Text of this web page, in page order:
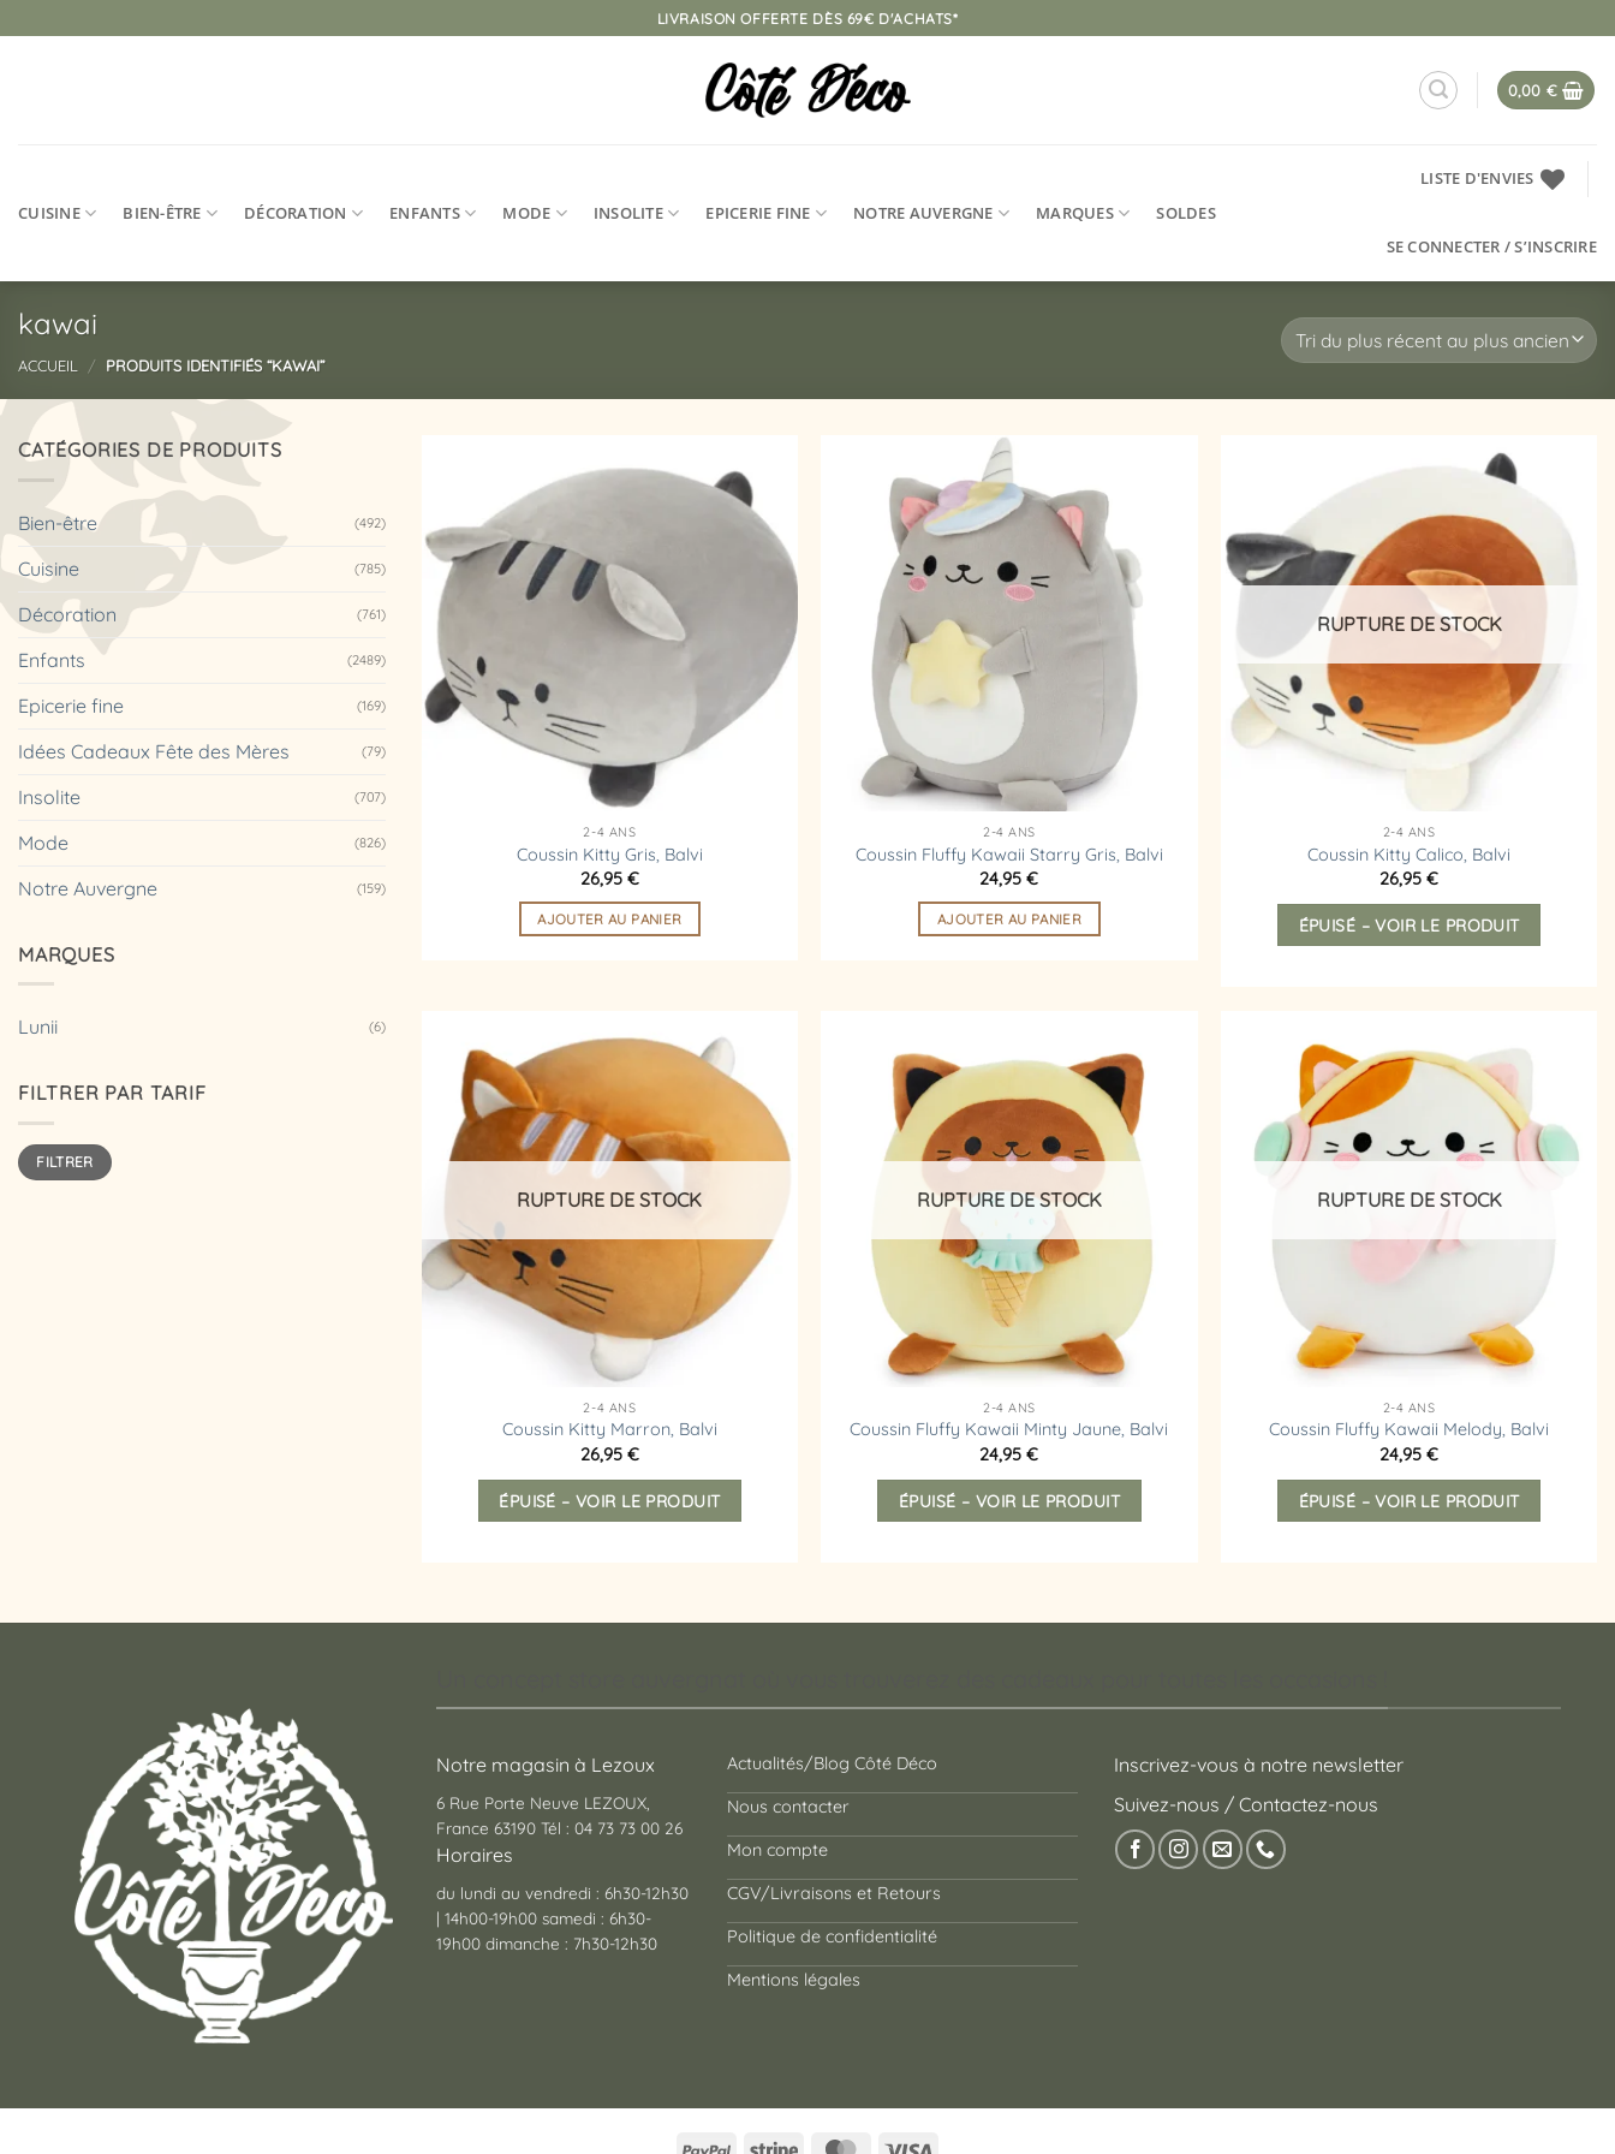
au
LIVRAISON OFFERTE DÈS 69€ D'ACHATS*
0,00 €
CUISINE BIEN-ÊTRE DÉCORATION ENFANTS MODE INSOLITE EPICERIE FINE NOTRE AUVERGNE MARQUES SOLDES
LISTE D'ENVIES
SE CONNECTER / S’INSCRIRE
kawai
ACCUEIL / PRODUITS IDENTIFIÉS “KAWAI”
CATÉGORIES DE PRODUITS
Bien-être (492)
Cuisine (785)
Décoration (761)
Enfants (2489)
Epicerie fine (169)
Idées Cadeaux Fête des Mères (79)
Insolite (707)
Mode (826)
Notre Auvergne (159)
MARQUES
Lunii (6)
FILTRER PAR TARIF
Prix
min
Prix
maxFILTRER
Ajouter
à la
2-4 ANS
Coussin Kitty Gris, Balvi
26,95 €
AJOUTER AU PANIER
d’envies
2-4 ANS
Coussin Fluffy Kawaii Starry Gris, Balvi
24,95€
AJOUTER AU PANIER
d’envies
RUPTURE DE STOCK
2-4 ANS
Coussin Kitty Calico, Balvi
26,95€
ÉPUISÉ – VOIR LE PRODUIT
Ajouter
à la
liste
d’envies
RUPTURE DE STOCK
2-4 ANS
Coussin Kitty Marron, Balvi
26,95 €
ÉPUISÉ – VOIR LE PRODUIT
Ajouter
à la
liste
d’envies
RUPTURE DE STOCK
2-4 ANS
Coussin Fluffy Kawaii Minty Jaune, Balvi
24,95€
ÉPUISÉ – VOIR LE PRODUIT
d’envies
RUPTURE DE STOCK
2-4 ANS
Coussin Fluffy Kawaii Melody, Balvi
24,95€
ÉPUISÉ – VOIR LE PRODUIT
Notre magasin à Lezoux
6 Rue Porte Neuve LEZOUX,
France 63190 Tél : 04 73 73 00 26
Horaires
du lundi au vendredi : 6h30-12h30
| 14h00-19h00 samedi : 6h30-
19h00 dimanche : 7h30-12h30
Actualités/Blog Côté Déco
Nous contacter
Mon compte
CGV/Livraisons et Retours
Politique de confidentialité
Mentions légales
Inscrivez-vous à notre newsletter
Suivez-nous / Contactez-nous
PayPal Stripe MasterCard